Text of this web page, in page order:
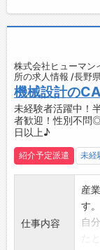
・
・
ま
・
を
【
ど
と
・
株式会社ヒューマ
所の求人情報 /長野
機械設計の
未経験者活躍中！
者歓迎！性別不問
日以上♪
紹介予定派遣 未経
仕事内容
産
す。
自